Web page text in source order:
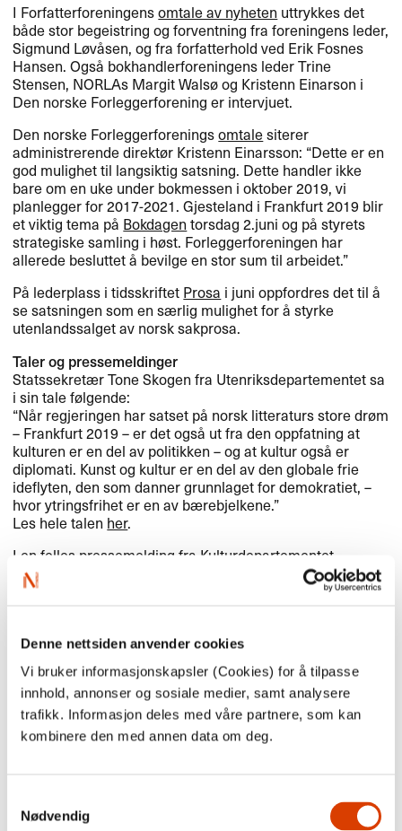
Denne nettsiden anvender cookies
Vi bruker informasjonskapsler (Cookies) for å tilpasse
innhold, annonser og sosiale medier, samt analysere
trafikk. Informasjon deles med våre partnere, som kan
kombinere den med annen data om deg.
Nødvendig
I Forfatterforeningensomtale av nyheten uttrykkes det
både stor begeistring og forventning fra foreningens leder,
Sigmund Løvåsen, og fra forfatterhold ved Erik Fosnes
Hansen. Også bokhandlerforeningens leder Trine
Stensen, NORLAs Margit Walsø og Kristenn Einarson i
Den norske Forleggerforening er intervjuet.
Den norske Forleggerforeningsomtalesiterer
administrerende direktør Kristenn Einarsson: “Dette er en
god mulighet til langsiktig satsning. Dette handler ikke
bare om en uke under bokmessen i oktober 2019, vi
planlegger for 2017-2021. Gjesteland i Frankfurt 2019 blir
et viktig tema på Bokdagen torsdag 2.juni og på styrets
strategiske samling i høst. Forleggerforeningen har
allerede besluttet å bevilge en stor sum til arbeidet.”
På lederplass i tidsskriftet Prosa i juni oppfordres det til å
se satsningen som en særlig mulighet for å styrke
utenlandssalget av norsk sakprosa.
Taler og pressemeldinger
Statssekretær Tone Skogen fra Utenriksdepartementet sa
i sin tale følgende:
“Når regjeringen har satset på norsk litteraturs store drøm
– Frankfurt 2019 – er det også ut fra den oppfatning at
kulturen er en del av politikken – og at kultur også er
diplomati. Kunst og kultur er en del av den globale frie
ideflyten, den som danner grunnlaget for demokratiet, –
hvor ytringsfrihet er en av bærebjelkene.”
Les hele talen her.
I en felles pressemelding fra Kulturdepartementet,
Utenriksdepartementet og Nærings- og
fiskeridepartementet uttaler utenriksminister Børge
Norge deltar med våre stemmer. Dette er en prioritet for
regjeringen, og Norge deltar derfor som hovedland ved
bokmessen i Frankfurt i 2019.”
I samme pressemelding siteres kulturminister Linda
Hofstad Helleland slik: “Med navn som Åsne Seierstad,
Linn Ullmann, Per Petterson, Jo Nesbø og Karl Ove
at nye, lovende forfattere når et større publikum og at
flere norsk forfattere får litteraturen sin ut i verden.”